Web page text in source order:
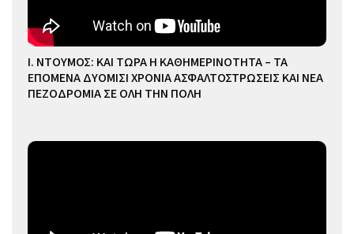
Ι. ΝΤΟΥΜΟΣ: ΚΑΙ ΤΩΡΑ Η ΚΑΘΗΜΕΡΙΝΟΤΗΤΑ – ΤΑ
ΕΠΟΜΕΝΑ ΔΥΟΜΙΣΙ ΧΡΟΝΙΑ ΑΣΦΑΛΤΟΣΤΡΩΣΕΙΣ ΚΑΙ ΝΕΑ
ΠΕΖΟΔΡΟΜΙΑ ΣΕ ΟΛΗ ΤΗΝ ΠΟΛΗ